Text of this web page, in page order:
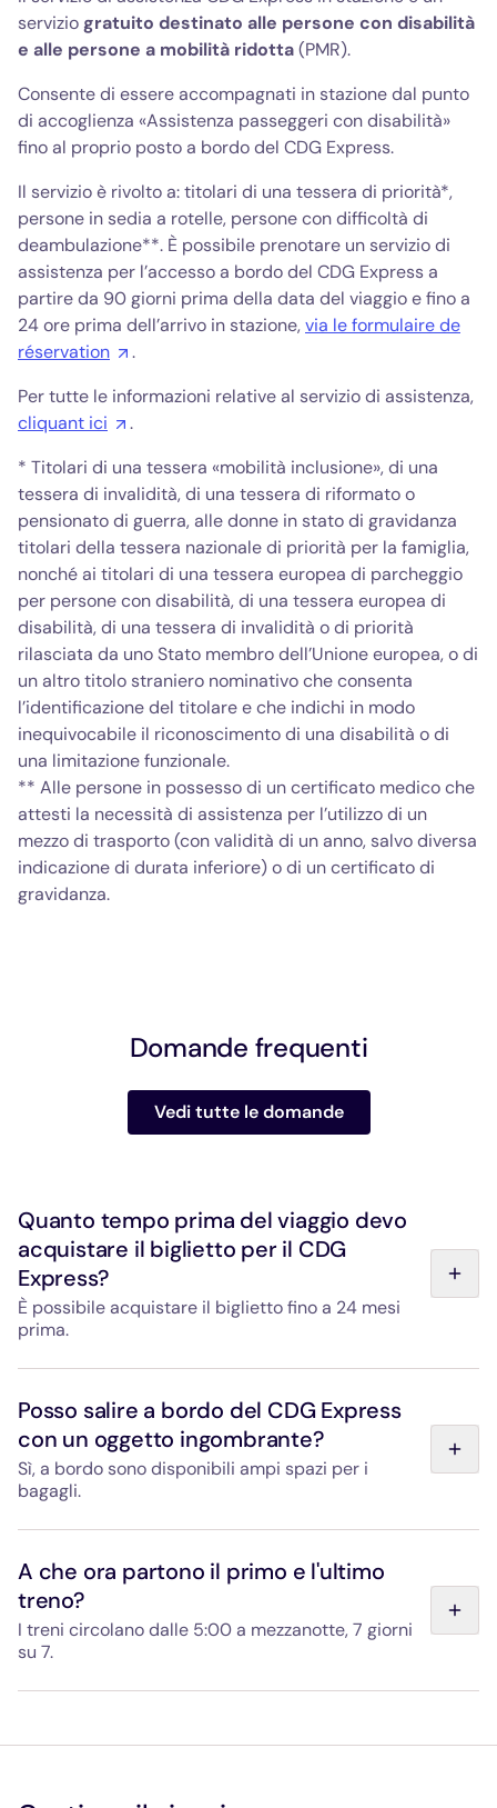
Le carte di invalidità dei pensionati di guerra prese in
considerazione e le relative situazioni di invalidità
associate:
ONAC 2 barre blu (grande invalido che necessita
dell'assistenza permanente di un'altra persona)
essere accompagnato durante i suoi spostamenti)
ONAC 1 barra rossa (50% e oltre)
ONAC 1 barra blu (tra il 25% e il 45%)
ONAC: Ufficio Nazionale dei Veterani di Guerra
* ONAC : Office National des Anciens Combattants
servizio gratuito destinato alle persone con disabilità
e alle persone a mobilità ridotta(PMR).
Consente di essere accompagnati in stazione dal punto
di accoglienza «Assistenza passeggeri con disabilità»
fino al proprio posto a bordo del CDG Express.
Il servizio è rivolto a: titolari di una tessera di priorità*,
persone in sedia a rotelle, persone con difficoltà di
deambulazione**. È possibile prenotare un servizio di
assistenza per l’accesso a bordo del CDG Express a
partire da 90 giorni prima della data del viaggio e fino a
24 ore prima dell’arrivo in stazione,via le formulaire de
réservation
.
Per tutte le informazioni relative al servizio di assistenza,
cliquant ici
.
* Titolari di una tessera «mobilità inclusione», di una
tessera di invalidità, di una tessera di riformato o
pensionato di guerra, alle donne in stato di gravidanza
titolari della tessera nazionale di priorità per la famiglia,
nonché ai titolari di una tessera europea di parcheggio
per persone con disabilità, di una tessera europea di
disabilità, di una tessera di invalidità o di priorità
rilasciata da uno Stato membro dell’Unione europea, o di
un altro titolo straniero nominativo che consenta
l’identificazione del titolare e che indichi in modo
inequivocabile il riconoscimento di una disabilità o di
una limitazione funzionale.
** Alle persone in possesso di un certificato medico che
attesti la necessità di assistenza per l’utilizzo di un
mezzo di trasporto (con validità di un anno, salvo diversa
indicazione di durata inferiore) o di un certificato di
gravidanza.
Domande frequenti
Vedi tutte le domande
Quanto tempo prima del viaggio devo
acquistare il biglietto per il CDG
Express?
È possibile acquistare il biglietto fino a 24 mesi
prima.
sia online che in stazione.
Posso salire a bordo del CDG Express
con un oggetto ingombrante?
Sì, a bordo sono disponibili ampi spazi per i
bagagli.
cinghie per le attrezzature ingombranti: biciclette,
passeggini, attrezzature sportive, ecc. Il capotreno
presente su ogni treno può aiutarti a sistemare i bagagli
quando sali a bordo.
A che ora partono il primo e l'ultimo
treno?
I treni circolano dalle 5:00 a mezzanotte, 7 giorni
su 7.